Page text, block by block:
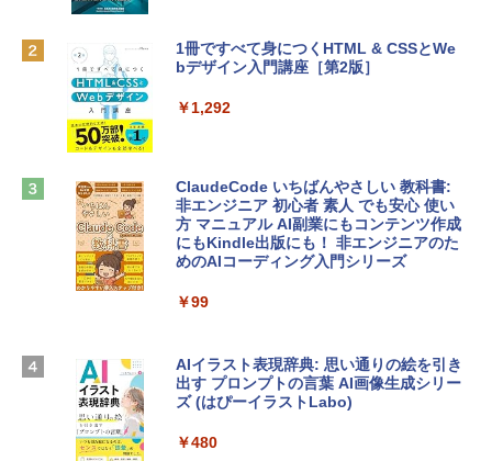
￥137,800
￥2,952
Apple 2026 MacBook Air M5チップ搭載
igence、13.6インチLiquid Retinaディ
ームカメラ、日本語キーボード、Touch I
D - ミッドナイト
Robloxギフトカード - 1000 Robux 【限
インゲームコード】 ロブロックス |オン
Robloxギフトカード - 2,000 Robux 【限
定バーチャルアイテムを含む】 【オンラ
インゲームコード】 ロブロックス | オン
Microsoft Office Home & Business 202
4(最新 永続版)|オンラインコード版|Wind
1冊ですべて身につくHTML & CSSとWe
bデザイン入門講座［第2版］
￥1,292
ClaudeCode いちばんやさしい 教科書:
非エンジニア 初心者 素人 でも安心 使い
方 マニュアル AI副業にもコンテンツ作成
にもKindle出版にも！ 非エンジニアのた
めのAIコーディング入門シリーズ
￥99
AIイラスト表現辞典: 思い通りの絵を引き
出す プロンプトの言葉 AI画像生成シリー
ズ (はぴーイラストLabo)
￥480